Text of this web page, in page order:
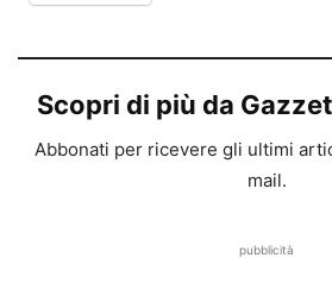
Scopri di più da
Abbonati per ricevere gli ultimi
mail.
pubblicità